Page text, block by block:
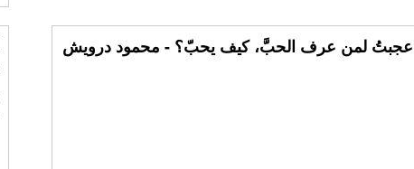
عجبتُ لمن عرف الحبَّ، كيف يحبّ؟ - محمود درويش